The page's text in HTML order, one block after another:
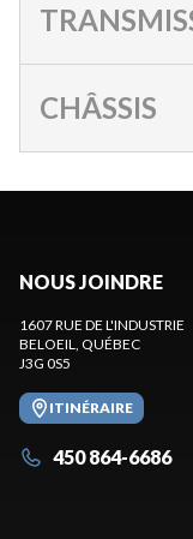
CHÂSSIS
NOUS JOINDRE
1607 RUE DE L'INDUSTRIE
BELOEIL
, QUÉBEC
J3G 0S5
ITINÉRAIRE
450 864-6686